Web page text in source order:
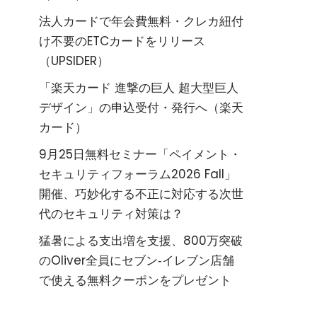
法人カードで年会費無料・クレカ紐付
け不要のETCカードをリリース
（UPSIDER）
「楽天カード 進撃の巨人 超大型巨人
デザイン」の申込受付・発行へ（楽天
カード）
9月25日無料セミナー「ペイメント・
セキュリティフォーラム2026 Fall」
開催、巧妙化する不正に対応する次世
代のセキュリティ対策は？
猛暑による支出増を支援、800万突破
のOliver全員にセブン‐イレブン店舗
で使える無料クーポンをプレゼント